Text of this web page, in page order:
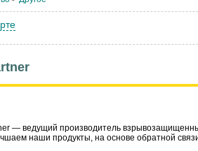
— ведущий производитель
наши продукты, на основе обратной связи